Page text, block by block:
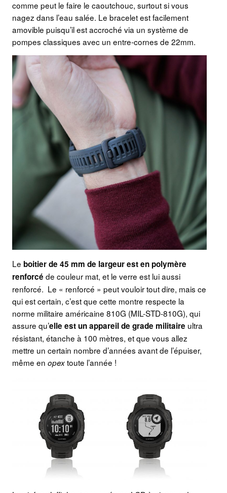
comme peut le faire le caoutchouc, surtout si vous
nagez dans l’eau salée. Le bracelet est facilement
amovible puisqu’il est accroché via un système de
pompes classiques avec un entre-cornes de 22mm.
Le boitier de 45 mm de largeur est en polymère
renforcé de couleur mat, et le verre est lui aussi
renforcé. Le « renforcé » peut vouloir tout dire, mais ce
qui est certain, c’est que cette montre respecte la
norme militaire américaine 810G (MIL-STD-810G), qui
assure qu’elle est un appareil de grade militaire ultra
résistant, étanche à 100 mètres, et que vous allez
mettre un certain nombre d’années avant de l’épuiser,
même en opextoute l’année !